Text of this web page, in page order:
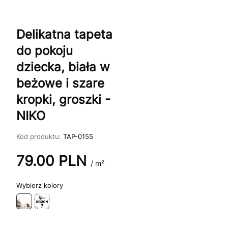
Delikatna tapeta
do pokoju
dziecka, biała w
beżowe i szare
kropki, groszki -
NIKO
Kod produktu: TAP-0155
79.00 PLN / m²
kolory